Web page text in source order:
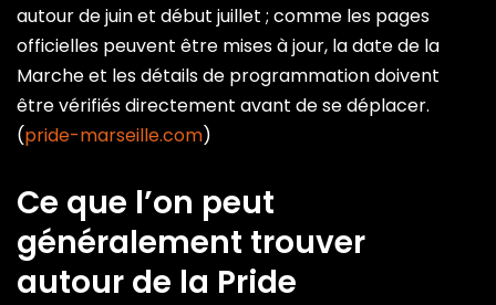
autour de juin et début juillet ; comme les pages
officielles peuvent être mises à jour, la date de la
Marche et les détails de programmation doivent
être vérifiés directement avant de se déplacer.
(pride-marseille.com)
Ce que l’on peut
généralement trouver
autour de la Pride